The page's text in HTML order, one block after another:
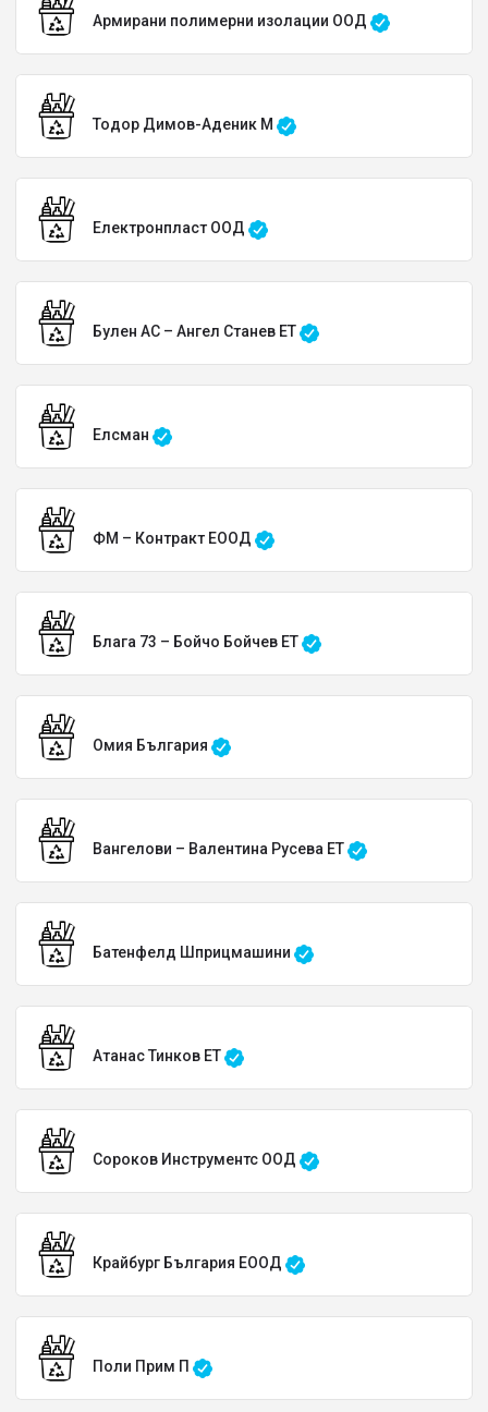
Армирани полимерни изолации ООД
Тодор Димов-Аденик М
Електронпласт ООД
Булен АС – Ангел Станев ЕТ
Елсман
ФМ – Контракт ЕООД
Блага 73 – Бойчо Бойчев ЕТ
Омия България
Вангелови – Валентина Русева ЕТ
Батенфелд Шприцмашини
Атанас Тинков ЕТ
Сороков Инструментс ООД
Крайбург България EООД
Поли Прим П